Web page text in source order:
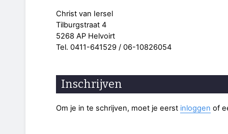
Christ van Iersel
Tilburgstraat 4
5268 AP Helvoirt
Tel. 0411-641529 / 06-10826054
Inschrijven
Om je in te schrijven, moet je eerst inloggen of